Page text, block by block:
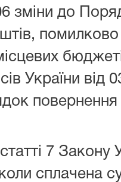
зміни до
України
повернення
7 Закону
сплачена